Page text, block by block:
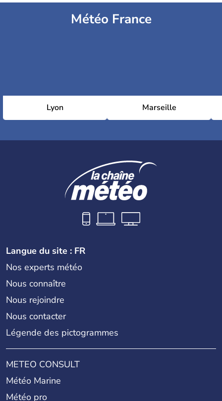
Météo France
Lyon Marseille
Langue du site : FR
Nos experts météo
Nous connaître
Nous rejoindre
Nous contacter
Légende des pictogrammes
METEO CONSULT
Météo Marine
Météo pro